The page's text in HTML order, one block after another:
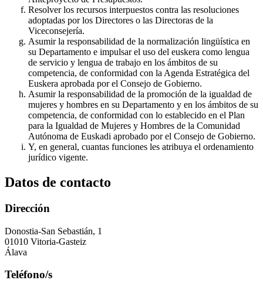
Resolver los recursos interpuestos contra las resoluciones
adoptadas por los Directores o las Directoras de la
Viceconsejería.
Asumir la responsabilidad de la normalización lingüística en
su Departamento e impulsar el uso del euskera como lengua
de servicio y lengua de trabajo en los ámbitos de su
competencia, de conformidad con la Agenda Estratégica del
Euskera aprobada por el Consejo de Gobierno.
Asumir la responsabilidad de la promoción de la igualdad de
mujeres y hombres en su Departamento y en los ámbitos de su
competencia, de conformidad con lo establecido en el Plan
para la Igualdad de Mujeres y Hombres de la Comunidad
Autónoma de Euskadi aprobado por el Consejo de Gobierno.
Y, en general, cuantas funciones les atribuya el ordenamiento
jurídico vigente.
Datos de contacto
Dirección
Donostia-San Sebastián, 1
01010 Vitoria-Gasteiz
Álava
Teléfono/s